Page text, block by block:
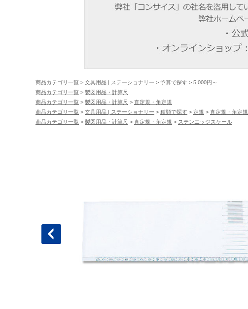
商品カテゴリ一覧 > 文具用品 | ステーショナリー > 予算で探す > 5,000円～
商品カテゴリ一覧 > 製図用品・計算尺
商品カテゴリ一覧 > 製図用品・計算尺 > 直定規・角定規
商品カテゴリ一覧 > 文具用品 | ステーショナリー > 種類で探す > 定規 > 直定規・角定規
商品カテゴリ一覧 > 製図用品・計算尺 > 直定規・角定規 > ステンエッジスケール